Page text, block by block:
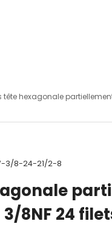
tête hexagonale
3/8-24-21/2-8
3/8NF 24